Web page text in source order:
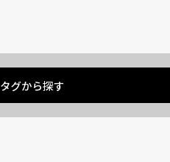
タグから探す